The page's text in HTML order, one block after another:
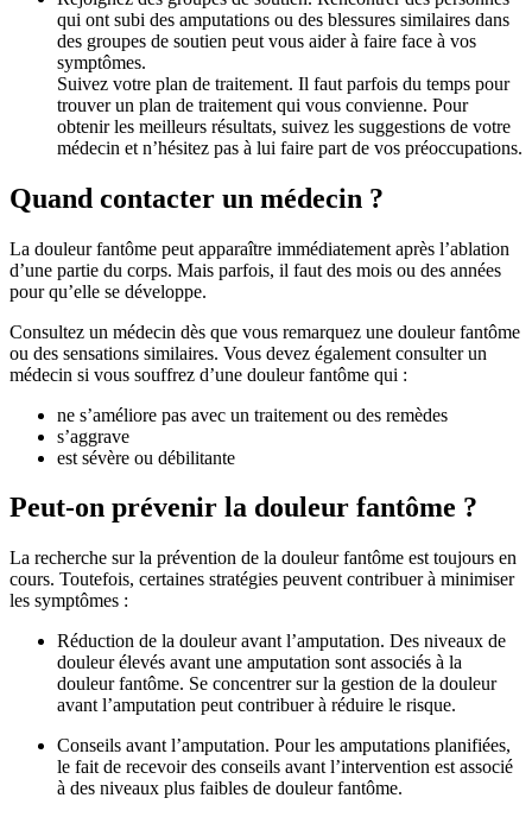
qui ont subi des amputations ou des blessures similaires dans
des groupes de soutien peut vous aider à faire face à vos
symptômes.
Suivez votre plan de traitement. Il faut parfois du temps pour
trouver un plan de traitement qui vous convienne. Pour
obtenir les meilleurs résultats, suivez les suggestions de votre
médecin et n’hésitez pas à lui faire part de vos préoccupations.
Quand contacter un médecin ?
La douleur fantôme peut apparaître immédiatement après l’ablation
d’une partie du corps. Mais parfois, il faut des mois ou des années
pour qu’elle se développe.
Consultez un médecin dès que vous remarquez une douleur fantôme
ou des sensations similaires. Vous devez également consulter un
médecin si vous souffrez d’une douleur fantôme qui :
ne s’améliore pas avec un traitement ou des remèdes
s’aggrave
est sévère ou débilitante
Peut-on prévenir la douleur fantôme ?
La recherche sur la prévention de la douleur fantôme est toujours en
cours. Toutefois, certaines stratégies peuvent contribuer à minimiser
les symptômes :
Réduction de la douleur avant l’amputation. Des niveaux de
douleur élevés avant une amputation sont associés à la
douleur fantôme. Se concentrer sur la gestion de la douleur
avant l’amputation peut contribuer à réduire le risque.
Conseils avant l’amputation. Pour les amputations planifiées,
le fait de recevoir des conseils avant l’intervention est associé
à des niveaux plus faibles de douleur fantôme.